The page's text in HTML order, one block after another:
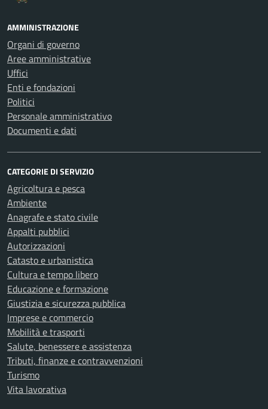
AMMINISTRAZIONE
Organi di governo
Aree amministrative
Uffici
Enti e fondazioni
Politici
Personale amministrativo
Documenti e dati
CATEGORIE DI SERVIZIO
Agricoltura e pesca
Ambiente
Anagrafe e stato civile
Appalti pubblici
Autorizzazioni
Catasto e urbanistica
Cultura e tempo libero
Educazione e formazione
Giustizia e sicurezza pubblica
Imprese e commercio
Mobilità e trasporti
Salute, benessere e assistenza
Tributi, finanze e contravvenzioni
Turismo
Vita lavorativa